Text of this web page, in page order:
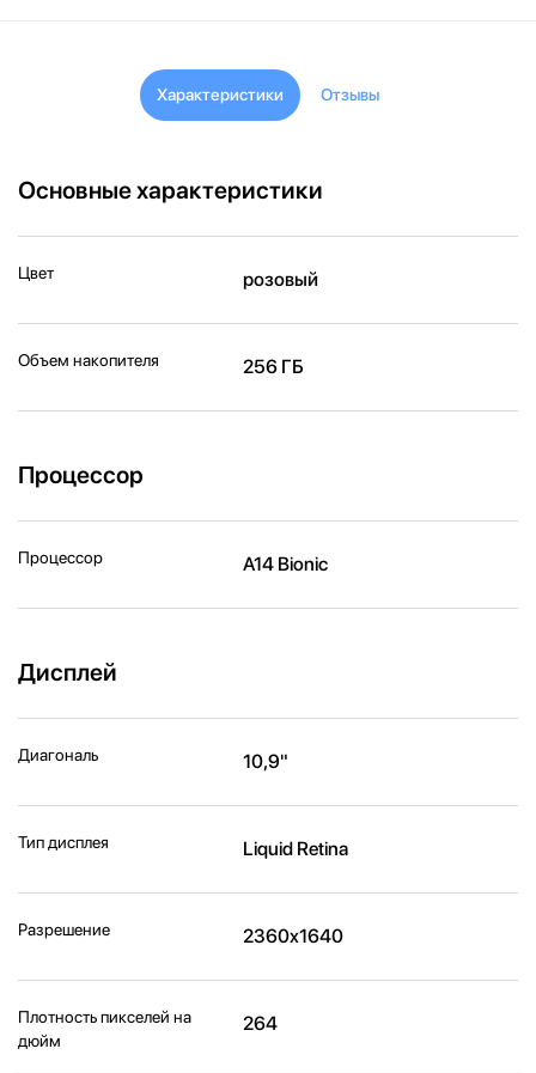
Характеристики Отзывы
Основные характеристики
Цвет розовый
Объем накопителя 256 ГБ
Процессор
Процессор A14 Bionic
Дисплей
Диагональ 10,9"
Тип дисплея Liquid Retina
Разрешение 2360x1640
Плотность пикселей на
дюйм
264